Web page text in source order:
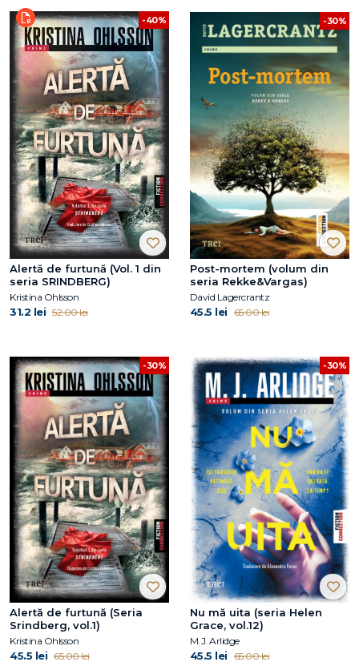
-40%
Alertă de furtună (Vol. 1 din
seria SRINDBERG)
Kristina Ohlsson
31.2 lei 52.00 lei
-30%
Post-mortem (volum din
seria Rekke&Vargas)
David Lagercrantz
45.5 lei 65.00 lei
-30%
Alertă de furtună (Seria
Srindberg, vol.1)
Kristina Ohlsson
45.5 lei 65.00 lei
-30%
Nu mă uita (seria Helen
Grace, vol.12)
M.J. Arlidge
45.5 lei 65.00 lei